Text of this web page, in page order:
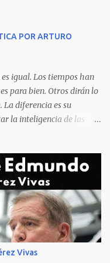
reflejan en un color
fatídico. ...
POR ARTURO
igual. Los tiempos han
para bien. Otros dirán lo
diferencia es su
la inteligencia de las
estrategias
los ciudadanos hacia
de la sociedad va a
los devorará la
solicitud en la calle. La
se construye con
en las actuaciones. El
su medida obtendrá
Vivas